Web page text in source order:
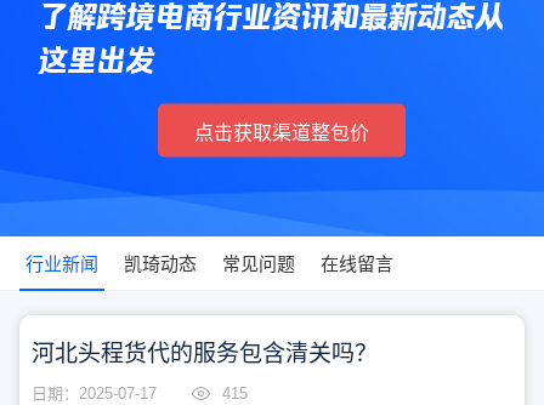
了解跨境电商行业资讯和最新动态从
这里出发
点击获取渠道整包价
行业新闻 凯琦动态 常见问题 在线留言
河北头程货代的服务包含清关吗？
日期：2025-07-17 415